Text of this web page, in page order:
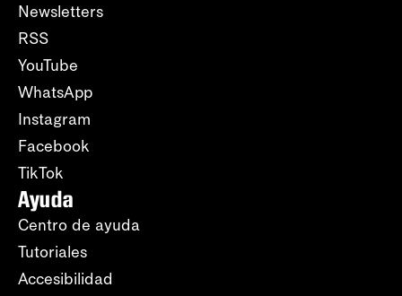
Newsletters
RSS
YouTube
WhatsApp
Instagram
Facebook
TikTok
Ayuda
Centro de ayuda
Tutoriales
Accesibilidad